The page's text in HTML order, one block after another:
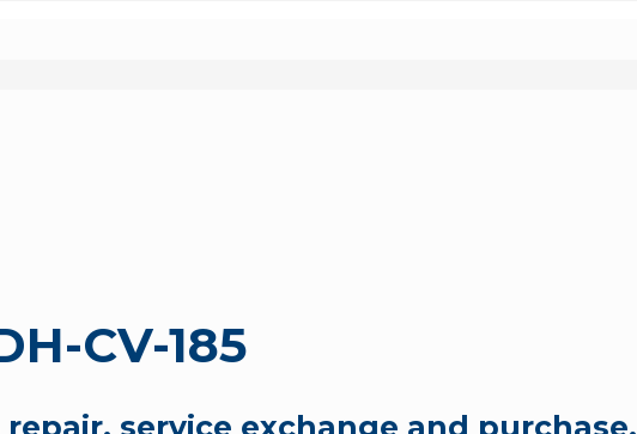
CV-185